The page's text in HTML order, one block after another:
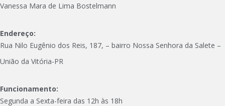
Vanessa Mara de Lima Bostelmann
Endereço:
Rua Nilo Eugênio dos Reis, 187, – bairro Nossa Senhora da Salete –
União da Vitória-PR
Funcionamento:
Segunda a Sexta-feira das 12h às 18h